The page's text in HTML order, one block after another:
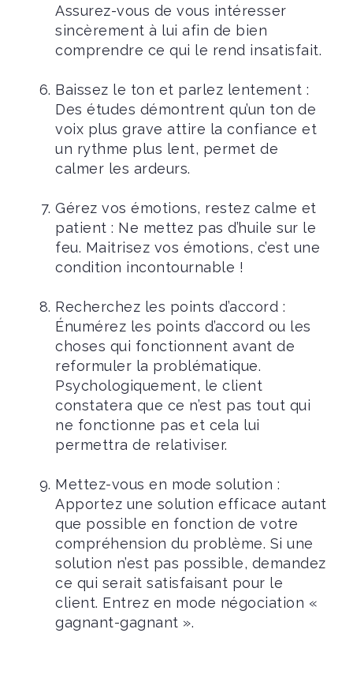
Assurez-vous de vous intéresser
sincèrement à lui afin de bien
comprendre ce qui le rend insatisfait.
Baissez le ton et parlez lentement :
Des études démontrent qu’un ton de
voix plus grave attire la confiance et
un rythme plus lent, permet de
calmer les ardeurs.
Gérez vos émotions, restez calme et
patient : Ne mettez pas d’huile sur le
feu. Maitrisez vos émotions, c’est une
condition incontournable !
Recherchez les points d’accord :
Énumérez les points d’accord ou les
choses qui fonctionnent avant de
reformuler la problématique.
Psychologiquement, le client
constatera que ce n’est pas tout qui
ne fonctionne pas et cela lui
permettra de relativiser.
Mettez-vous en mode solution :
Apportez une solution efficace autant
que possible en fonction de votre
compréhension du problème. Si une
solution n’est pas possible, demandez
ce qui serait satisfaisant pour le
client. Entrez en mode négociation «
gagnant-gagnant ».